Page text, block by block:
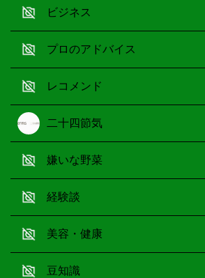
ビジネス
プロのアドバイス
レコメンド
二十四節気
嫌いな野菜
経験談
美容・健康
豆知識